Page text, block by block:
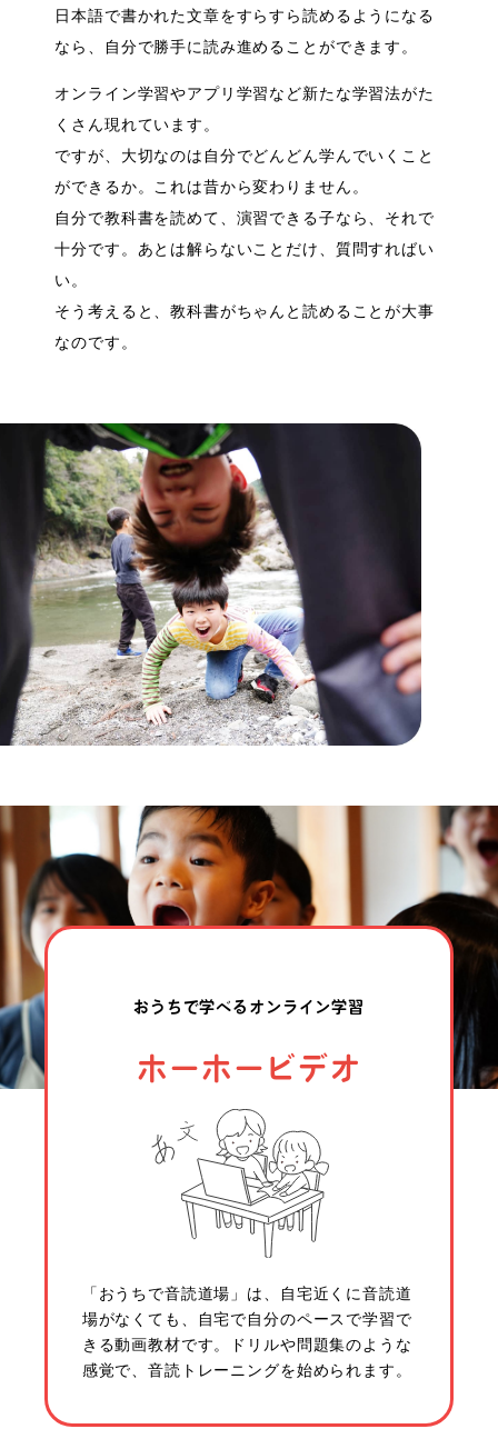
日本語で書かれた文章をすらすら読めるようになる
なら、自分で勝手に読み進めることができます。
オンライン学習やアプリ学習など新たな学習法がた
くさん現れています。
ですが、大切なのは自分でどんどん学んでいくこと
ができるか。これは昔から変わりません。
自分で教科書を読めて、演習できる子なら、それで
十分です。あとは解らないことだけ、質問すればい
い。
そう考えると、教科書がちゃんと読めることが大事
なのです。
おうちで学べるオンライン学習
ホーホービデオ
「おうちで音読道場」は、自宅近くに音読道
場がなくても、自宅で自分のペースで学習で
きる動画教材です。ドリルや問題集のような
感覚で、音読トレーニングを始められます。